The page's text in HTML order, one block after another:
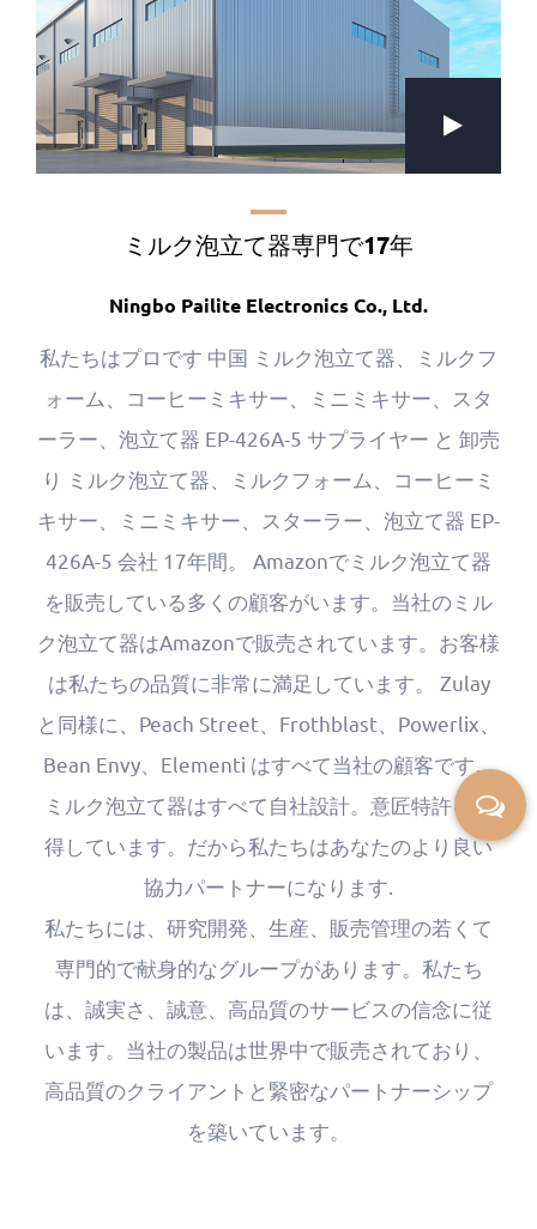
ミルク泡立て器専門で17年
Ningbo Pailite Electronics Co., Ltd.
私たちはプロです 中国 ミルク泡立て器、ミルクフ
ォーム、コーヒーミキサー、ミニミキサー、スタ
ーラー、泡立て器 EP-426A-5 サプライヤー と 卸売
り ミルク泡立て器、ミルクフォーム、コーヒーミ
キサー、ミニミキサー、スターラー、泡立て器 EP-
426A-5 会社 17年間。 Amazonでミルク泡立て器
を販売している多くの顧客がいます。当社のミル
ク泡立て器はAmazonで販売されています。お客様
は私たちの品質に非常に満足しています。 Zulay
と同様に、Peach Street、Frothblast、Powerlix、
Bean Envy、Elementi はすべて当社の顧客です。
ミルク泡立て器はすべて自社設計。意匠特許を取
得しています。だから私たちはあなたのより良い
協力パートナーになります.
私たちには、研究開発、生産、販売管理の若くて
専門的で献身的なグループがあります。私たち
は、誠実さ、誠意、高品質のサービスの信念に従
います。当社の製品は世界中で販売されており、
高品質のクライアントと緊密なパートナーシップ
を築いています。